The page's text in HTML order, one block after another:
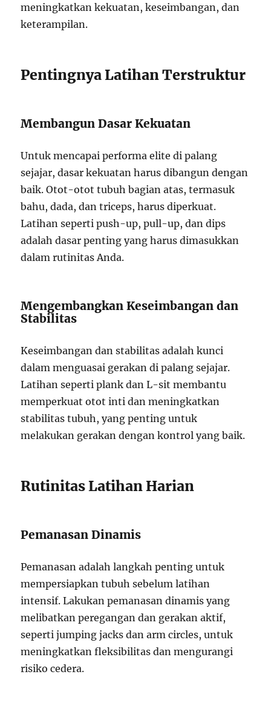
meningkatkan kekuatan, keseimbangan, dan
keterampilan.
Pentingnya Latihan Terstruktur
Membangun Dasar Kekuatan
Untuk mencapai performa elite di palang
sejajar, dasar kekuatan harus dibangun dengan
baik. Otot-otot tubuh bagian atas, termasuk
bahu, dada, dan triceps, harus diperkuat.
Latihan seperti push-up, pull-up, dan dips
adalah dasar penting yang harus dimasukkan
dalam rutinitas Anda.
Mengembangkan Keseimbangan dan
Stabilitas
Keseimbangan dan stabilitas adalah kunci
dalam menguasai gerakan di palang sejajar.
Latihan seperti plank dan L-sit membantu
memperkuat otot inti dan meningkatkan
stabilitas tubuh, yang penting untuk
melakukan gerakan dengan kontrol yang baik.
Rutinitas Latihan Harian
Pemanasan Dinamis
Pemanasan adalah langkah penting untuk
mempersiapkan tubuh sebelum latihan
intensif. Lakukan pemanasan dinamis yang
melibatkan peregangan dan gerakan aktif,
seperti jumping jacks dan arm circles, untuk
meningkatkan fleksibilitas dan mengurangi
risiko cedera.